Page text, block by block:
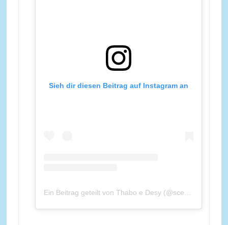
Sieh dir diesen Beitrag auf Instagram an